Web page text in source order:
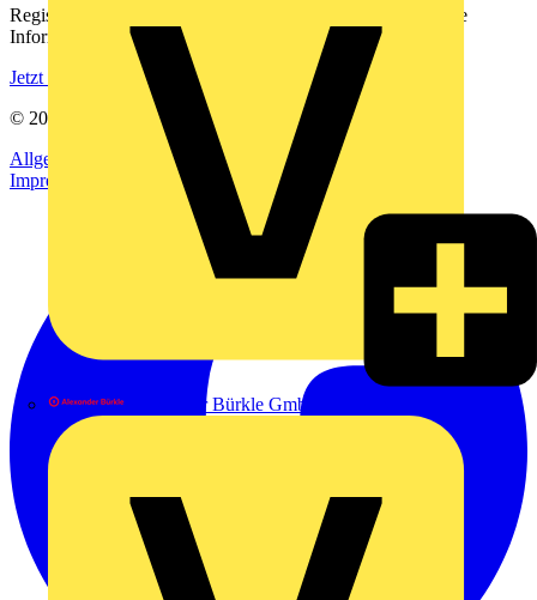
Alexander Bürkle GmbH & Co. KG
Registrieren Sie sich kostenlos und erhalten Sie stets aktuelle
Informationen aus der Elektroindustrie.
Jetzt registrieren
© 2002-
Voltimum
Allgemeine Geschäftsbedingungen
Datenschutzerklärung
Impressum